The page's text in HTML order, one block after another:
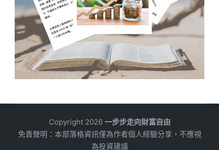
Copyright 2026 一步步走向財富自由
免責聲明：本部落格資訊僅為作者個人經驗分享，不應視
為投資建議